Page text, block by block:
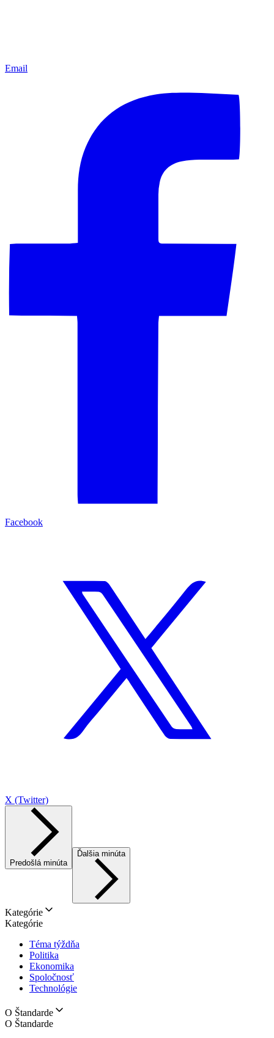
Email
Facebook
X (Twitter)
Predošlá minúta
Ďalšia minúta
Kategórie
Kategórie
Téma týždňa
Politika
Ekonomika
Spoločnosť
Technológie
O Štandarde
O Štandarde